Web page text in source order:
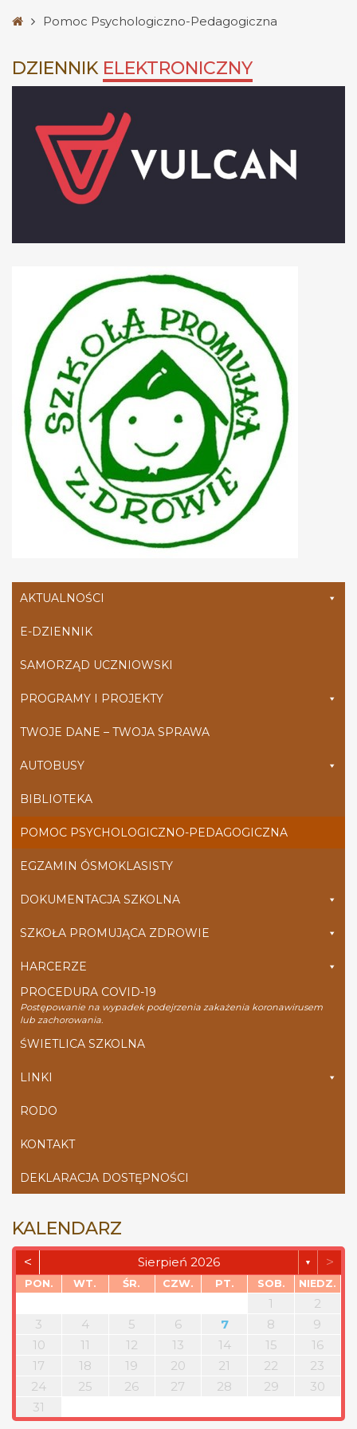
StronaPomoc Psychologiczno-Pedagogiczna
DZIENNIK ELEKTRONICZNY
AKTUALNOŚCI
E-DZIENNIK
SAMORZĄD UCZNIOWSKI
PROGRAMY I PROJEKTY
TWOJE DANE – TWOJA SPRAWA
AUTOBUSY
BIBLIOTEKA
POMOC PSYCHOLOGICZNO-PEDAGOGICZNA
EGZAMIN ÓSMOKLASISTY
DOKUMENTACJA SZKOLNA
SZKOŁA PROMUJĄCA ZDROWIE
HARCERZE
PROCEDURA COVID-19
Postępowanie na wypadek podejrzenia zakażenia koronawirusem
lub zachorowania.
ŚWIETLICA SZKOLNA
LINKI
RODO
KONTAKT
DEKLARACJA DOSTĘPNOŚCI
KALENDARZ
< Sierpień 2026 ▼ >
PON. WT. ŚR. CZW. PT. SOB. NIEDZ.
1
2
3
4 5 6 7 8
9
10
11 12 13 14 15
16
17
18 19 20 21 22
23
24
25 26 27 28 29
30
31